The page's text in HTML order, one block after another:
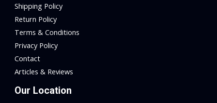
Shipping Policy
Return Policy
Terms & Conditions
Privacy Policy
Contact
Articles & Reviews
Our Location